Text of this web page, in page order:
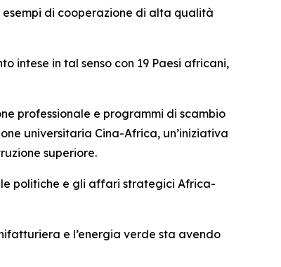
di cooperazione di alta qualità
intese in tal senso con 19 Paesi africani,
professionale e programmi di scambio
universitaria Cina-Africa, un’iniziativa
superiore.
le politiche e gli affari strategici Africa-
e l’energia verde sta avendo